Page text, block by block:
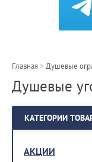
Главная > Душевые
Душевые
КАТЕГОРИИ
АКЦИИ